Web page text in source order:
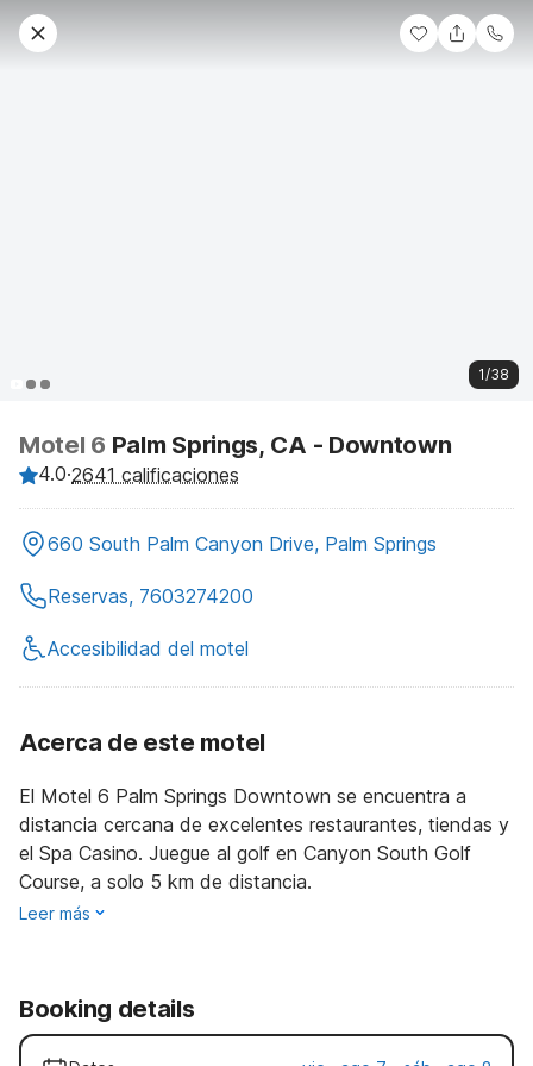
1/38
Motel 6 Palm Springs, CA - Downtown
4.0·2641 calificaciones
660 South Palm Canyon Drive, Palm Springs
Reservas, 7603274200
Accesibilidad del motel
Acerca de este motel
El Motel 6 Palm Springs Downtown se encuentra a
distancia cercana de excelentes restaurantes, tiendas y
el Spa Casino. Juegue al golf en Canyon South Golf
Course, a solo 5 km de distancia.
Leer más
Booking details